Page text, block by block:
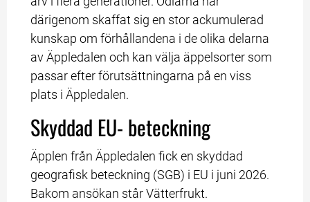
därigenom skaffat sig en stor ackumulerad
kunskap om förhållandena i de olika delarna
av Äppledalen och kan välja äppelsorter som
passar efter förutsättningarna på en viss
plats i Äppledalen.
Skyddad EU- beteckning
Äpplen från Äppledalen fick en skyddad
geografisk beteckning (SGB) i EU i juni 2026.
Bakom ansökan står Vätterfrukt.